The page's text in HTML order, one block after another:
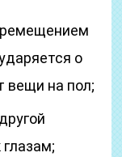
о
вещи на пол;